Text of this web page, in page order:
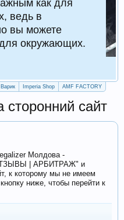
Imperia Shop AMF FACTORY
сторонний сайт
Молдова -
| АРБИТРАЖ" и
к которому мы не имеем
ниже, чтобы перейти к